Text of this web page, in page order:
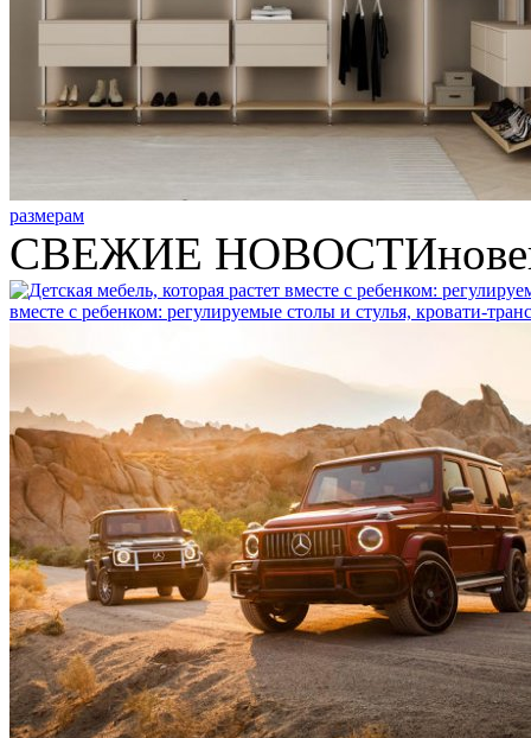
размерам
СВЕЖИЕ НОВОСТИ
вместе с ребенком: регулируемые столы и стулья, кровати-